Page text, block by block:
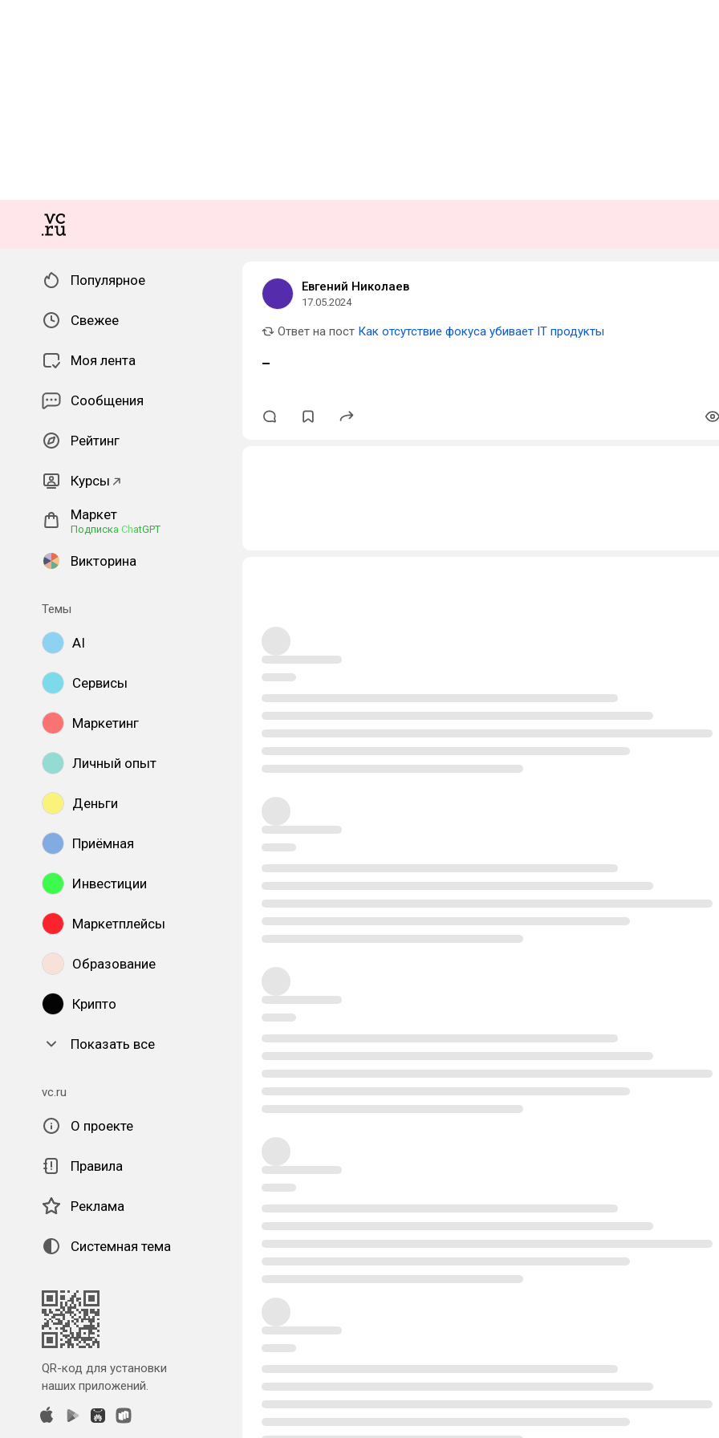
Популярное
Свежее
Моя лента
Сообщения
Рейтинг
Курсы
Маркет
Подписка ChatGPT
Викторина
Темы
AI
Сервисы
Маркетинг
Личный опыт
Деньги
Приёмная
Инвестиции
Маркетплейсы
Образование
Крипто
Показать все
vc.ru
О проекте
Правила
Реклама
Системная тема
QR-код для установки
наших приложений.
Евгений Николаев
17.05.2024
Ответ на пост Как отсутствие фокуса убивает IT продукты